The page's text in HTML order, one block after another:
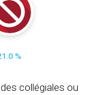
%
collégiales ou